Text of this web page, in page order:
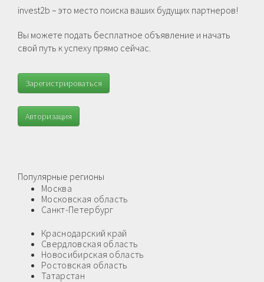
invest2b – это место поиска ваших будущих партнеров!
Вы можете подать бесплатное объявление и начать
свой путь к успеху прямо сейчас.
Зарегистрироваться
Авторизация
Популярные регионы
Москва
Московская область
Санкт-Петербург
Краснодарский край
Свердловская область
Новосибирская область
Ростовская область
Татарстан